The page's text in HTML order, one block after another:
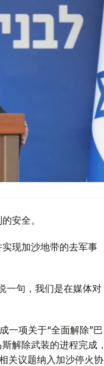
安全。
现加沙地带的去军事
一句，我们是在媒体对
一项关于“全面解除”巴
解除武装的进程完成，
关议题纳入加沙停火协